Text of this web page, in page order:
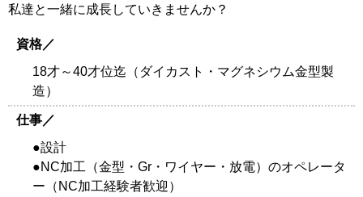
私達と一緒に成長していきませんか？
資格／
18才～40才位迄（ダイカスト・マグネシウム金型製
造）
仕事／
●設計
●NC加工（金型・Gr・ワイヤー・放電）のオペレータ
ー（NC加工経験者歓迎）